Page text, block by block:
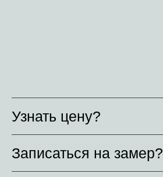
Узнать цену?
Записаться на замер?